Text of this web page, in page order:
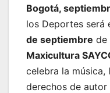
Bogotá,
los Deportes será
de septiembre de
Maxicultura
celebra la
derechos de